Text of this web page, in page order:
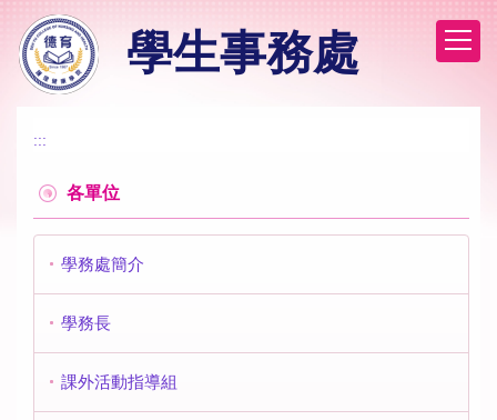
到
主
學生事務處
:::
各單位
學務處簡介
學務長
課外活動指導組